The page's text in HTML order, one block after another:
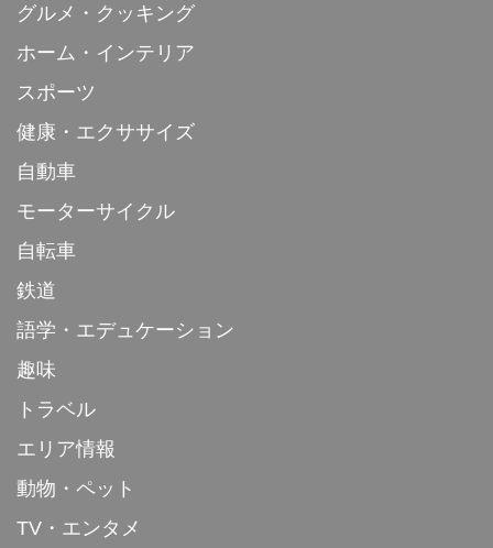
グルメ・クッキング
ホーム・インテリア
スポーツ
健康・エクササイズ
自動車
モーターサイクル
自転車
鉄道
語学・エデュケーション
趣味
トラベル
エリア情報
動物・ペット
TV・エンタメ